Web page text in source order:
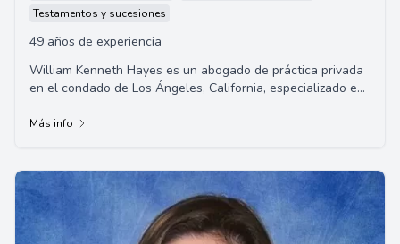
Testamentos y sucesiones
49 años de experiencia
William Kenneth Hayes es un abogado de práctica privada
en el condado de Los Ángeles, California, especializado en
Más info